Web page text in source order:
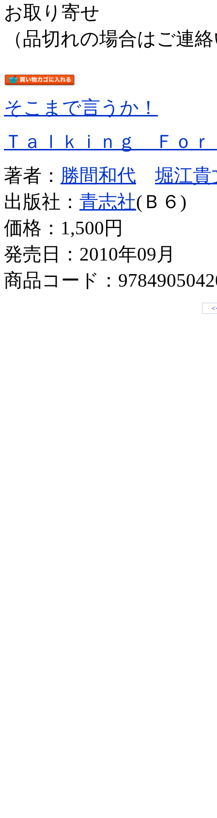
お取り寄せ
（品切れの場合はご連
そこまで言うか！
Ｔａｌｋｉｎｇ Ｆｏ
著者： 勝間和代
堀江貴
出版社： 青志社(Ｂ６)
価格： 1,500円
発売日：2010年09月
商品コード：